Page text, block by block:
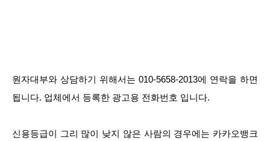
원자대부와 상담하기 위해서는 010-5658-2013에 연락을 하면
됩니다. 업체에서 등록한 광고용 전화번호 입니다.
신용등급이 그리 많이 낮지 않은 사람의 경우에는 카카오뱅크